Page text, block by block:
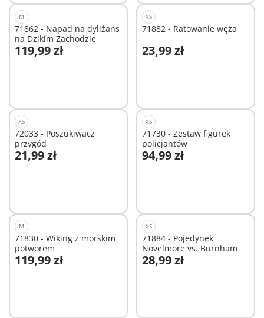
M
71862 - Napad na dyliżans
na Dzikim Zachodzie
119,99 zł
Dodaj do koszyka
XS
71882 - Ratowanie węża
23,99 zł
Dodaj do koszyka
XS
72033 - Poszukiwacz
przygód
21,99 zł
Dodaj do koszyka
XS
71730 - Zestaw figurek
policjantów
94,99 zł
Dodaj do koszyka
M
71830 - Wiking z morskim
potworem
119,99 zł
Dodaj do koszyka
XS
71884 - Pojedynek
Novelmore vs. Burnham
28,99 zł
Dodaj do koszyka